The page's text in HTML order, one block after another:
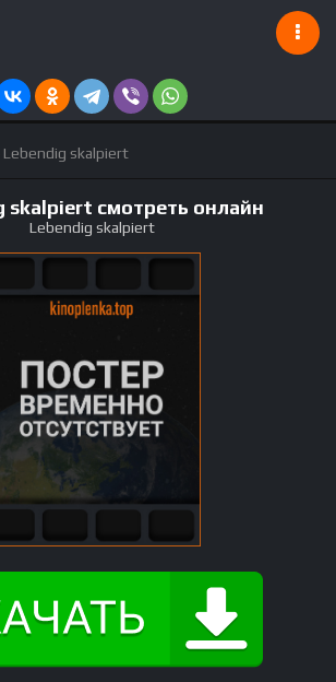
Lebendig skalpiert
skalpiert смотреть онлайн
Lebendig skalpiert